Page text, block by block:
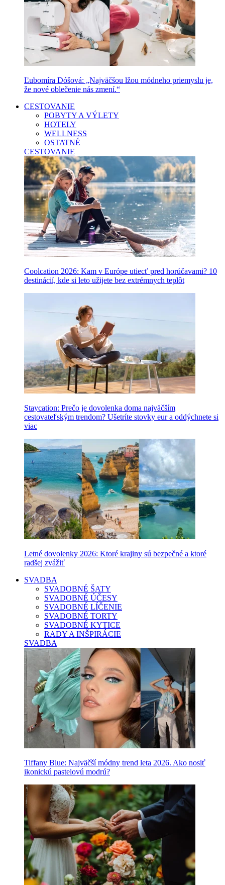
Ľubomíra Dóšová: „Najväčšou lžou módneho priemyslu je,
že nové oblečenie nás zmení.“
CESTOVANIE
POBYTY A VÝLETY
HOTELY
WELLNESS
OSTATNÉ
CESTOVANIE
Coolcation 2026: Kam v Európe utiecť pred horúčavami? 10
destinácií, kde si leto užijete bez extrémnych teplôt
Staycation: Prečo je dovolenka doma najväčším
cestovateľským trendom? Ušetríte stovky eur a oddýchnete si
viac
Letné dovolenky 2026: Ktoré krajiny sú bezpečné a ktoré
radšej zvážiť
SVADBA
SVADOBNÉ ŠATY
SVADOBNÉ ÚČESY
SVADOBNÉ LÍČENIE
SVADOBNÉ TORTY
SVADOBNÉ KYTICE
RADY A INŠPIRÁCIE
SVADBA
Tiffany Blue: Najväčší módny trend leta 2026. Ako nosiť
ikonickú pastelovú modrú?